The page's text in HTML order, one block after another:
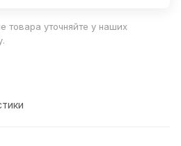
товара уточняйте у наших